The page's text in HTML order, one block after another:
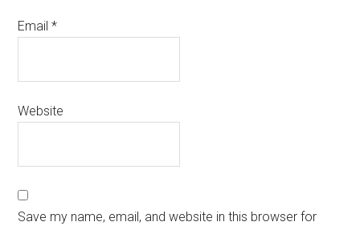
Email*
Website
Save my name, email, and website in this browser for